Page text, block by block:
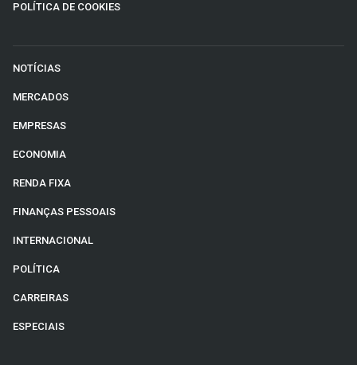
POLÍTICA DE COOKIES
NOTÍCIAS
MERCADOS
EMPRESAS
ECONOMIA
RENDA FIXA
FINANÇAS PESSOAIS
INTERNACIONAL
POLÍTICA
CARREIRAS
ESPECIAIS